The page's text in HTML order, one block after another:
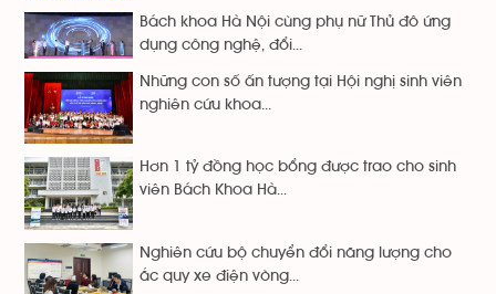
Bách khoa Hà Nội cùng phụ nữ Thủ đô ứng
dụng công nghệ, đổi...
Những con số ấn tượng tại Hội nghị sinh viên
nghiên cứu khoa...
Hơn 1 tỷ đồng học bổng được trao cho sinh
viên Bách Khoa Hà...
Nghiên cứu bộ chuyển đổi năng lượng cho
ắc quy xe điện vòng...